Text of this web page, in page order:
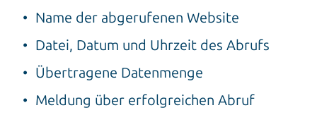
Name der abgerufenen Website
Datei, Datum und Uhrzeit des Abrufs
Übertragene Datenmenge
Meldung über erfolgreichen Abruf